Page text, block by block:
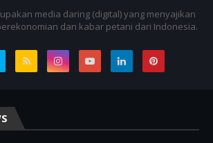
media daring (digital) yang menyajikan
dan kabar petani dari Indonesia.